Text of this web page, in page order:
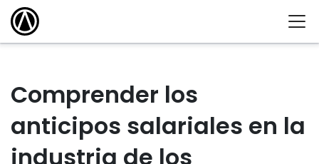
Comprender los
anticipos salariales en la
industria de los